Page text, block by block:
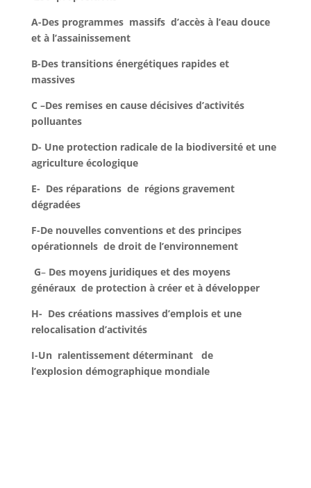
A-Des programmes massifs d’accès à l’eau douce
et à l’assainissement
B-Des transitions énergétiques rapides et
massives
C –Des remises en cause décisives d’activités
polluantes
D- Une protection radicale de la biodiversité et une
agriculture écologique
E- Des réparations de régions gravement
dégradées
F-De nouvelles conventions et des principes
opérationnels de droit de l’environnement
G–Des moyens juridiques et des moyens
généraux de protection à créer et à développer
H- Des créations massives d’emplois et une
relocalisation d’activités
I-Un ralentissement déterminant de
l’explosion démographique mondiale